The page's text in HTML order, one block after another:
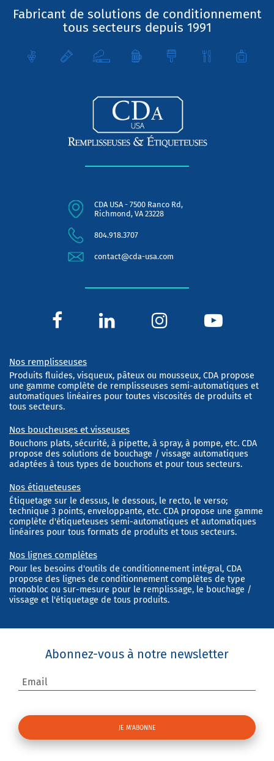
Fabricant de solutions de conditionnement
tous secteurs depuis 1991
CDA USA - 7500 Ranco Rd,
Richmond, VA 23228
804.918.3707
contact@cda-usa.com
Nos remplisseuses
Produits fluides, visqueux, pâteux ou mousseux, CDA propose
une gamme complète de remplisseuses semi-automatiques et
automatiques linéaires pour toutes viscosités de produits et
tous secteurs.
Nos boucheuses et visseuses
Bouchons plats, sécurité, à pipette, à spray, à pompe, etc. CDA
propose des solutions de bouchage / vissage automatiques
adaptées à tous types de bouchons et pour tous secteurs.
Nos étiqueteuses
Étiquetage sur le dessus, le dessous, le recto, le verso;
technique 3 points, enveloppante, etc. CDA propose une gamme
complète d'étiqueteuses semi-automatiques et automatiques
linéaires pour tous formats de produits et tous secteurs.
Nos lignes complètes
Pour les besoins d'outils de conditionnement intégral, CDA
propose des lignes de conditionnement complètes de type
monobloc ou sur-mesure pour le remplissage, le bouchage /
vissage et l'étiquetage de tous produits.
Abonnez-vous à notre newsletter
Email